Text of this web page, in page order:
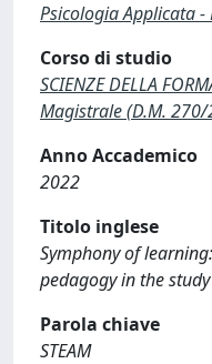
Psicologia Applicata -
Corso di studio
SCIENZE DELLA
Magistrale (D.M.
Anno Accademico
2022
Titolo inglese
Symphony of
pedagogy in the
Parola chiave
STEAM